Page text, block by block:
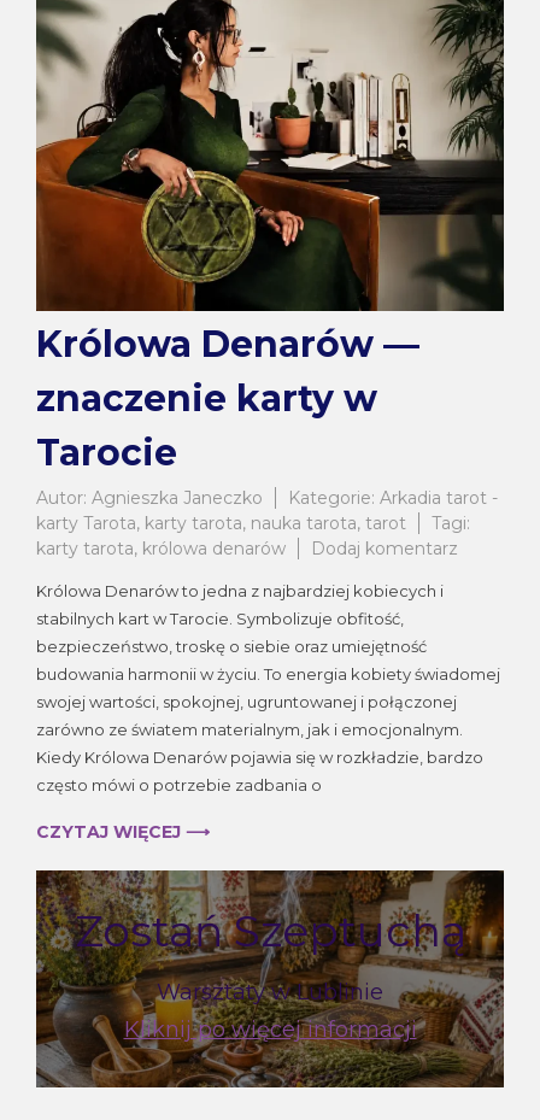
Królowa Denarów —
znaczenie karty w
Tarocie
Autor: Agnieszka Janeczko Kategorie: Arkadia tarot -
karty Tarota, karty tarota, nauka tarota, tarot
Tagi:
karty tarota, królowa denarów Dodaj komentarz
karty
Tarocie
Królowa Denarów to jedna z najbardziej kobiecych i
stabilnych kart w Tarocie. Symbolizuje obfitość,
bezpieczeństwo, troskę o siebie oraz umiejętność
budowania harmonii w życiu. To energia kobiety świadomej
swojej wartości, spokojnej, ugruntowanej i połączonej
zarówno ze światem materialnym, jak i emocjonalnym.
Kiedy Królowa Denarów pojawia się w rozkładzie, bardzo
często mówi o potrzebie zadbania o
CZYTAJ WIĘCEJ ⟶
Zostań Szeptuchą
Warsztaty w Lublinie
Kliknij po więcej informacji